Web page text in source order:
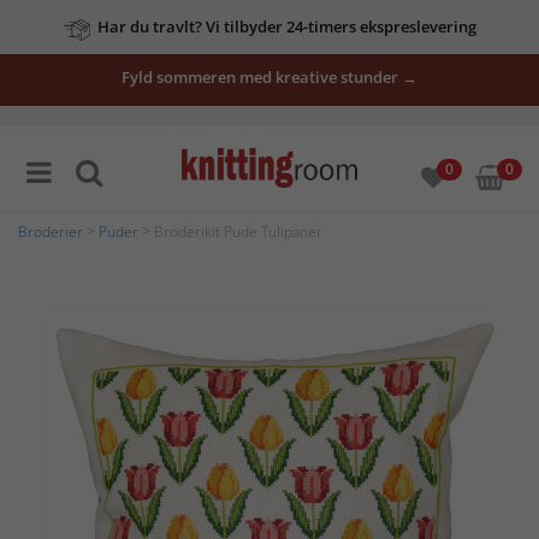
Har du travlt? Vi tilbyder 24-timers ekspreslevering
Fyld sommeren med kreative stunder →
0 0
Broderier Puder > Broderikit Pude Tulipaner